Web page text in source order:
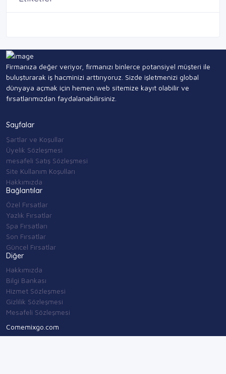
Firmanıza değer veriyor, firmanızı binlerce potansiyel müşteri ile
buluşturarak iş hacminizi arttırıyoruz. Sizde işletmenizi global
dünyaya açmak için hemen web sitemize kayıt olabilir ve
fırsatlarımızdan faydalanabilirsiniz.
Sayfalar
Şartlar ve Koşullar
Üyelik Sözleşmesi
mesafeli Satış Sözleşmesi
Site Kullanım Koşulları
Hakkımızda
Bağlantılar
Özel Fırsatlar
Yazlık Fırsatlar
Spa Fırsatları
Son Fırsatlar
Güncel Fırsatlar
Diğer
Hakkımızda
Bilgi Bankası
Hizmet Sözleşmesi
Gizlilik Sözleşmesi
Mesafeli Sözleşmesi
Comemixgo.com